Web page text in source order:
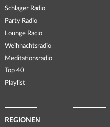
Schlager Radio
Party Radio
Lounge Radio
Weihnachtsradio
Meditationsradio
Top 40
Playlist
REGIONEN